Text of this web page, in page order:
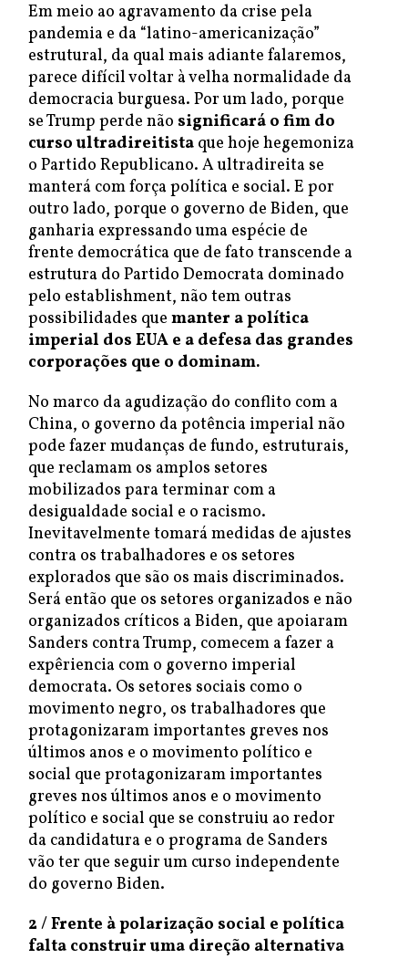
Em meio ao agravamento da crise pela
pandemia e da “latino-americanização”
estrutural, da qual mais adiante falaremos,
parece difícil voltar à velha normalidade da
democracia burguesa. Por um lado, porque
se Trump perde não significará o fim do
curso ultradireitista que hoje hegemoniza
o Partido Republicano. A ultradireita se
manterá com força política e social. E por
outro lado, porque o governo de Biden, que
ganharia expressando uma espécie de
frente democrática que de fato transcende a
estrutura do Partido Democrata dominado
pelo establishment, não tem outras
possibilidades que manter a política
imperial dos EUA e a defesa das grandes
corporações que o dominam.
No marco da agudização do conflito com a
China, o governo da potência imperial não
pode fazer mudanças de fundo, estruturais,
que reclamam os amplos setores
mobilizados para terminar com a
desigualdade social e o racismo.
Inevitavelmente tomará medidas de ajustes
contra os trabalhadores e os setores
explorados que são os mais discriminados.
Será então que os setores organizados e não
organizados críticos a Biden, que apoiaram
Sanders contra Trump, comecem a fazer a
expêriencia com o governo imperial
democrata. Os setores sociais como o
movimento negro, os trabalhadores que
protagonizaram importantes greves nos
últimos anos e o movimento político e
social que protagonizaram importantes
greves nos últimos anos e o movimento
político e social que se construiu ao redor
da candidatura e o programa de Sanders
vão ter que seguir um curso independente
do governo Biden.
2 / Frente à polarização social e política
falta construir uma direção alternativa